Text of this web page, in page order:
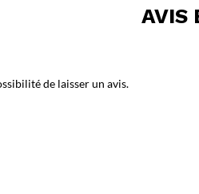
AVIS
de laisser un avis.